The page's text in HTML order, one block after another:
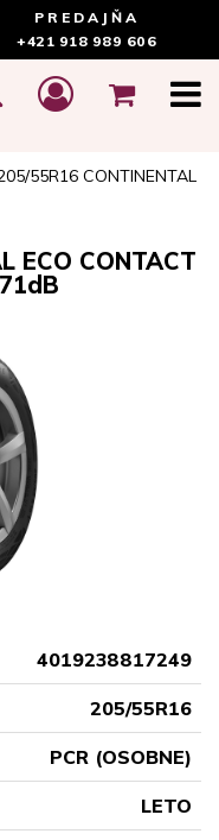
PREDAJŇA
+421 918 989 606
55R16 CONTINENTAL
ECO CONTACT
4019238817249
205/55R16
PCR (OSOBNE)
LETO